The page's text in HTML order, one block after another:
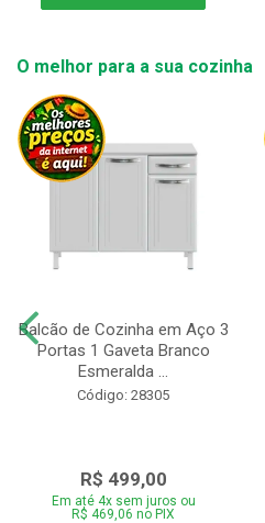
O melhor para a sua cozinha
Balcão de Cozinha em Aço 3
Portas 1 Gaveta Branco
Esmeralda ...
Código: 28305
R$ 499,00
Em até 4x sem juros ou
R$ 469,06 no PIX